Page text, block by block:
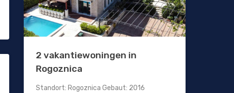
2 vakantiewoningen in
Rogoznica
Standort: Rogoznica Gebaut: 2016